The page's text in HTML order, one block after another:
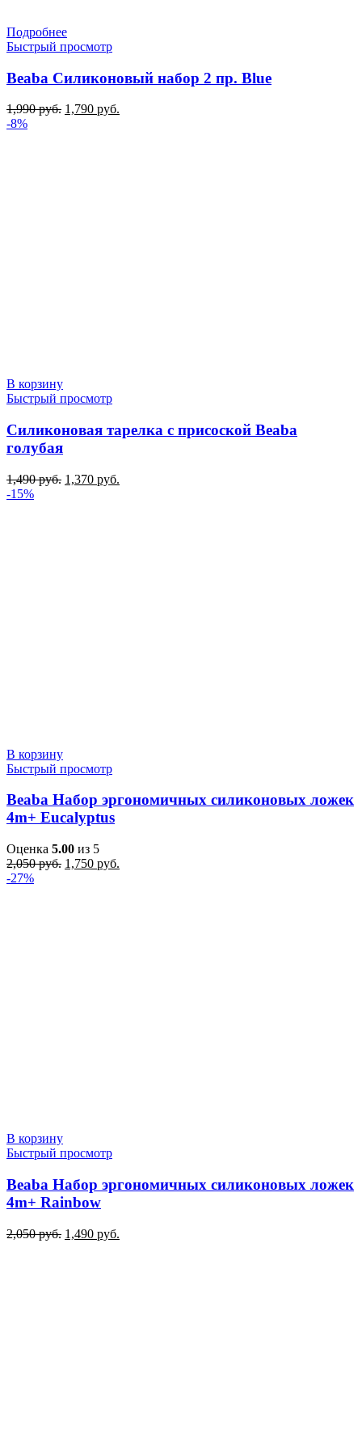
Подробнее
Быстрый просмотр
Beaba Силиконовый набор 2 пр. Blue
1,990руб. Первоначальная
1,790 руб.
-8%
В корзину
Быстрый просмотр
Силиконовая тарелка с присоской Beaba
голубая
1,490руб. Первоначальная
1,370 руб.
-15%
В корзину
Быстрый просмотр
Beaba Набор эргономичных силиконовых ложек
4m+ Eucalyptus
Оценка 5.00 из 5
2,050руб. Первоначальная
1,750 руб.
-27%
В корзину
Быстрый просмотр
Beaba Набор эргономичных силиконовых ложек
4m+ Rainbow
2,050руб. Первоначальная
1,490 руб.